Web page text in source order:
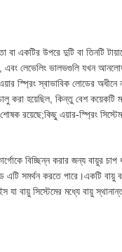
একটির উপরে দুটি বা তিনটি
এবং লেভেলিং ভালভগুলি যখন
স্প্রিং স্বাভাবিক লোডের অধীনে
করা হয়েছিল, কিন্তু বেশ কয়েকটি
রয়েছে;কিছু এয়ার-স্প্রিং
বিচ্ছিন্ন করার জন্য বায়ুর চাপ
এটি সমর্থন করতে পারে।একটি বায়ু
বায়ু সিস্টেমের মধ্যে বায়ু